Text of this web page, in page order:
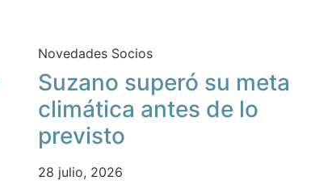
Novedades Socios
Suzano superó su meta
climática antes de lo
previsto
28 julio, 2026